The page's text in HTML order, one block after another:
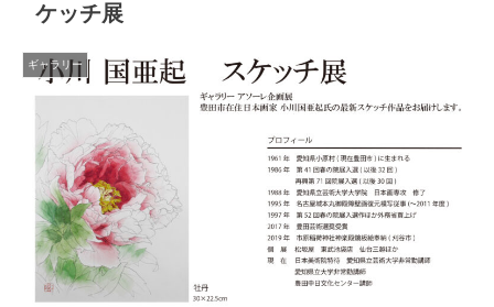
ケッチ展
ギャラリー